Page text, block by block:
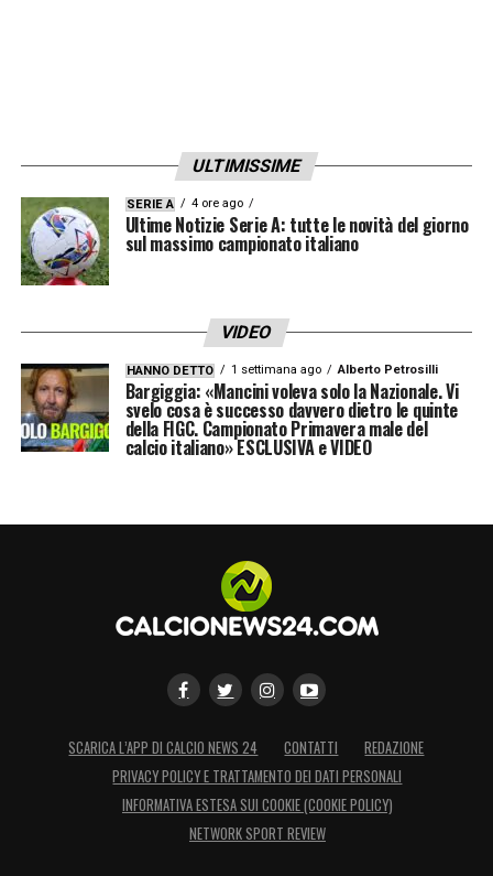
LA PLAYLIST DELLE NOSTRE TOP NEWS
ULTIMISSIME
SERIE A 4 ore ago
Ultime Notizie Serie A: tutte le novità del giorno
sul massimo campionato italiano
VIDEO
HANNO DETTO 1 settimana ago Alberto Petrosilli
Bargiggia: «Mancini voleva solo la Nazionale. Vi
svelo cosa è successo davvero dietro le quinte
della FIGC. Campionato Primavera male del
calcio italiano» ESCLUSIVA e VIDEO
SCARICA L’APP DI CALCIO NEWS 24 CONTATTI
REDAZIONE
PRIVACY POLICY E TRATTAMENTO DEI DATI PERSONALI
INFORMATIVA ESTESA SUI COOKIE (COOKIE POLICY)
NETWORK SPORT REVIEW